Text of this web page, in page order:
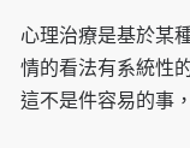
心理治療是基於某
情的看法有系統性
這不是件容易的事